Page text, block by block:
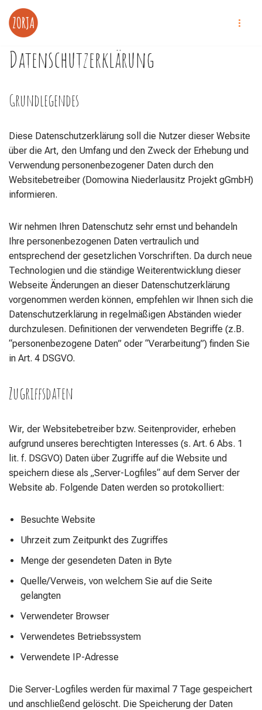
Zum
springen
Datenschutzerklärung
Grundlegendes
Diese Datenschutzerklärung soll die Nutzer dieser Website
über die Art, den Umfang und den Zweck der Erhebung und
Verwendung personenbezogener Daten durch den
Websitebetreiber (Domowina Niederlausitz Projekt gGmbH)
informieren.
Wir nehmen Ihren Datenschutz sehr ernst und behandeln
Ihre personenbezogenen Daten vertraulich und
entsprechend der gesetzlichen Vorschriften. Da durch neue
Technologien und die ständige Weiterentwicklung dieser
Webseite Änderungen an dieser Datenschutzerklärung
vorgenommen werden können, empfehlen wir Ihnen sich die
Datenschutzerklärung in regelmäßigen Abständen wieder
durchzulesen. Definitionen der verwendeten Begriffe (z.B.
“personenbezogene Daten” oder “Verarbeitung”) finden Sie
in Art. 4 DSGVO.
Zugriffsdaten
Wir, der Websitebetreiber bzw. Seitenprovider, erheben
aufgrund unseres berechtigten Interesses (s. Art. 6 Abs. 1
lit. f. DSGVO) Daten über Zugriffe auf die Website und
speichern diese als „Server-Logfiles“ auf dem Server der
Website ab. Folgende Daten werden so protokolliert:
Besuchte Website
Uhrzeit zum Zeitpunkt des Zugriffes
Menge der gesendeten Daten in Byte
Quelle/Verweis, von welchem Sie auf die Seite
gelangten
Verwendeter Browser
Verwendetes Betriebssystem
Verwendete IP-Adresse
Die Server-Logfiles werden für maximal 7 Tage gespeichert
und anschließend gelöscht. Die Speicherung der Daten